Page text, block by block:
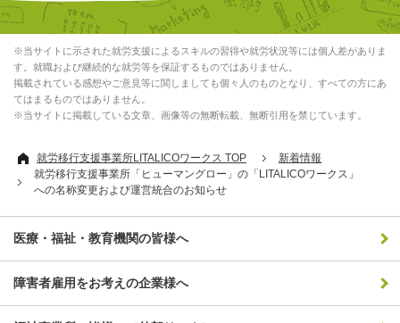
※当サイトに示された就労支援によるスキルの習得や就労状況等には個人差がありま
す。就職および継続的な就労等を保証するものではありません。
掲載されている感想やご意見等に関しましても個々人のものとなり、すべての方にあ
てはまるものではありません。
※当サイトに掲載している文章、画像等の無断転載、無断引用を禁じています。
就労移行支援事業所LITALICOワークス TOP
新着情報
就労移行支援事業所「ヒューマングロー」の「LITALICOワークス」
への名称変更および運営統合のお知らせ
医療・福祉・教育機関の皆様へ
障害者雇用をお考えの企業様へ